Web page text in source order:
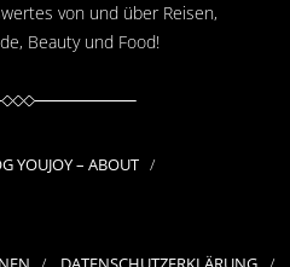
von und über Reisen,
Beauty und Food!
YOUJOY – ABOUT